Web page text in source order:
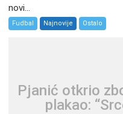
novi...
Fudbal Najnovije Ostalo
Pjanić otkrio
plakao: